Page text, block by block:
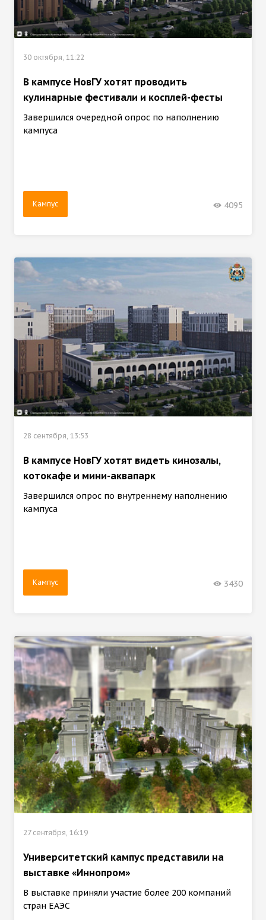
30 октября, 11:22
В кампусе НовГУ хотят проводить
кулинарные фестивали и косплей-фесты
Завершился очередной опрос по наполнению
кампуса
Кампус 4095
28 сентября, 13:53
В кампусе НовГУ хотят видеть кинозалы,
котокафе и мини-аквапарк
Завершился опрос по внутреннему наполнению
кампуса
Кампус 3430
27 сентября, 16:19
Университетский кампус представили на
выставке «Иннопром»
В выставке приняли участие более 200 компаний
стран ЕАЭС